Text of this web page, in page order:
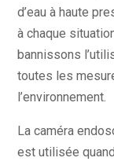
d’eau à haute
à chaque
bannissons
toutes les
l’environnement.
La caméra
est utilisée